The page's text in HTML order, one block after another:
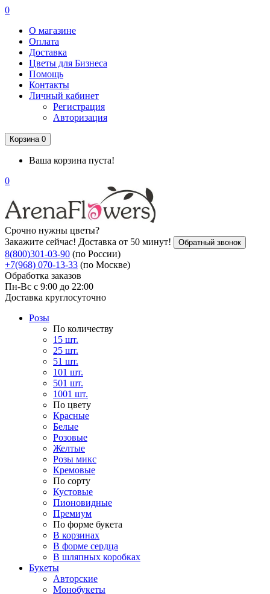
0
О магазине
Оплата
Доставка
Цветы для Бизнеса
Помощь
Контакты
Личный кабинет
Регистрация
Авторизация
Корзина 0
Ваша корзина пуста!
0
Срочно нужны цветы?
Закажите сейчас! Доставка от 50 минут!
Обратный звонок
8(800)301-03-90 (по России)
+7(968) 070-13-33 (по Москве)
Обработка заказов
Пн-Вс с 9:00 до 22:00
Доставка круглосуточно
Розы
По количеству
15 шт.
25 шт.
51 шт.
101 шт.
501 шт.
1001 шт.
По цвету
Красные
Белые
Розовые
Желтые
Розы микс
Кремовые
По сорту
Кустовые
Пионовидные
Премиум
По форме букета
В корзинах
В форме сердца
В шляпных коробках
Букеты
Авторские
Монобукеты